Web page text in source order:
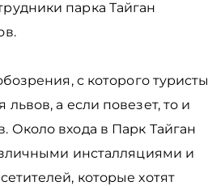
парка Тайган
с которого туристы
а если повезет, то и
Около входа в Парк Тайган
инсталляциями и
которые хотят